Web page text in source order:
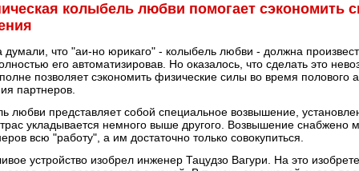
колыбель любви помогает сэкономить
думали, что "аи-но юрикаго" - колыбель любви - должна
его автоматизировав. Но оказалось, что сделать это
позволяет сэкономить физические силы во время полового
партнеров.
любви представляет собой специальное возвышение,
укладывается немного выше другого. Возвышение снабжено
всю "работу", а им достаточно только совокупиться.
устройство изобрел инженер Тацудзо Вагури. На это